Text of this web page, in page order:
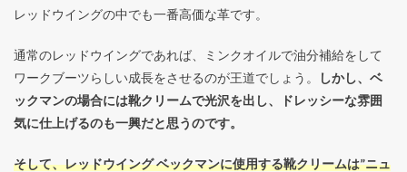
レッドウイングの中でも一番高価な革です。
通常のレッドウイングであれば、ミンクオイルで油分補給をして
ワークブーツらしい成長をさせるのが王道でしょう。
しかし、ベ
ックマンの場合には靴クリームで光沢を出し、ドレッシーな雰囲
気に仕上げるのも一興だと思うのです。
そして、レッドウイング ベックマンに使用する靴クリームは”ニュ